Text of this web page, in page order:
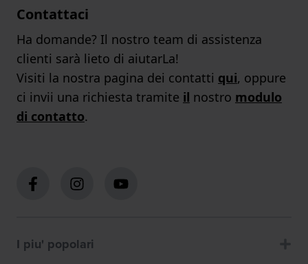
Contattaci
Ha domande? Il nostro team di assistenza
clienti sarà lieto di aiutarLa!
Visiti la nostra pagina dei contatti qui, oppure
ci invii una richiesta tramite il nostro modulo
di contatto.
I piu' popolari